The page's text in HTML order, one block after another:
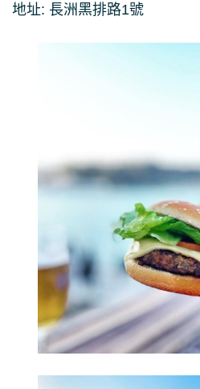
地址: 長洲黑排路1號